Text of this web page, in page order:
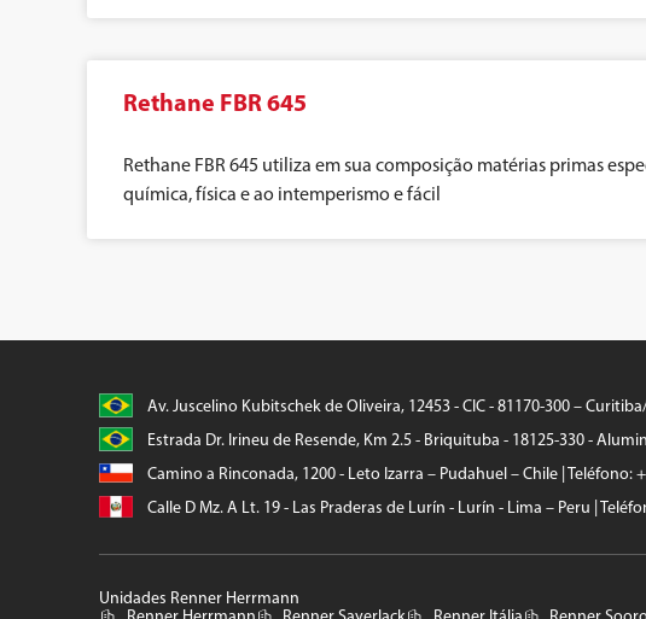
Rethane FBR 645
Rethane FBR 645 utiliza em sua composição matérias primas
química, física e ao intemperismo e fácil
Av. Juscelino Kubitschek de Oliveira, 12453 - CIC - 81170-300 –
Estrada Dr. Irineu de Resende, Km 2.5 - Briquituba - 18125-330 -
Camino a Rinconada, 1200 - Leto Izarra – Pudahuel – Chile | Teléfono:
Calle D Mz. A Lt. 19 - Las Praderas de Lurín - Lurín - Lima – Peru |
Unidades Renner Herrmann